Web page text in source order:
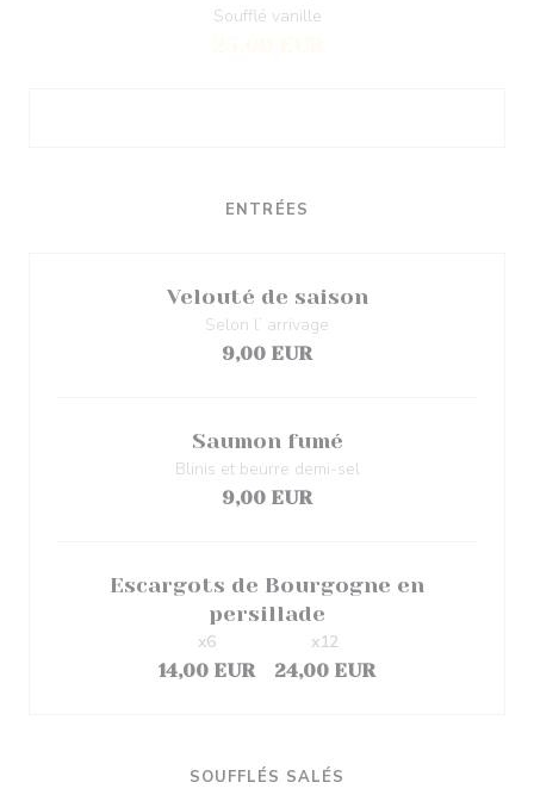
Soufflé vanille
ENTRÉES
Velouté de saison
Selon l’ arrivage
9,00 EUR
Saumon fumé
Blinis et beurre demi-sel
9,00 EUR
Escargots de Bourgogne en
persillade
14,00 EUR
x6
24,00 EUR
x12
SOUFFLÉS SALÉS